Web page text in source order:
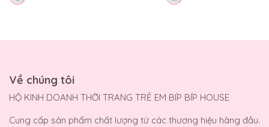
Về chúng tôi
HỘ KINH DOANH THỜI TRANG TRẺ EM BÍP BÍP HOUSE
Cung cấp sản phẩm chất lượng từ các thương hiệu hàng đầu.